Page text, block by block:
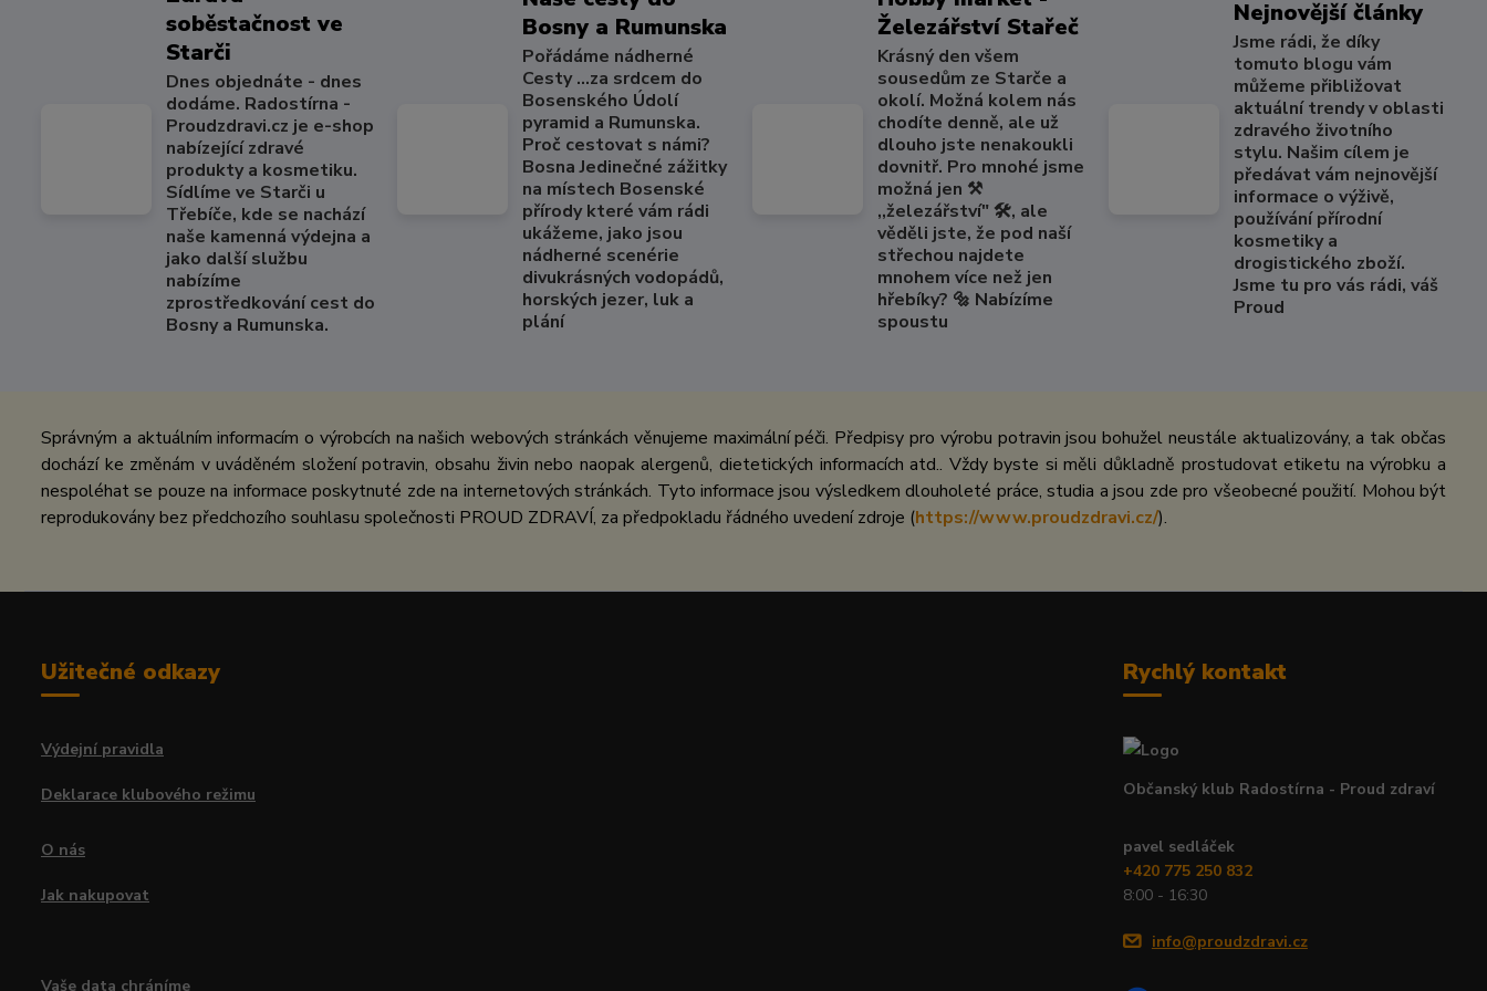
soběstačnost ve
Starči
Dnes objednáte - dnes
dodáme. Radostírna -
Proudzdravi.cz je e-shop
nabízející zdravé
produkty a kosmetiku.
Sídlíme ve Starči u
Třebíče, kde se nachází
naše kamenná výdejna a
jako další službu
nabízíme
zprostředkování cest do
Bosny a Rumunska.
Bosny a Rumunska
Pořádáme nádherné
Cesty ...za srdcem do
Bosenského Údolí
pyramid a Rumunska.
Proč cestovat s námi?
Bosna Jedinečné zážitky
na místech Bosenské
přírody které vám rádi
ukážeme, jako jsou
nádherné scenérie
divukrásných vodopádů,
horských jezer, luk a
plání
Železářství Stařeč
Krásný den všem
sousedům ze Starče a
okolí. Možná kolem nás
chodíte denně, ale už
dlouho jste nenakoukli
dovnitř. Pro mnohé jsme
možná jen ⚒️
,,železářství" 🛠️, ale
věděli jste, že pod naší
střechou najdete
mnohem více než jen
hřebíky? 🔩 Nabízíme
spoustu
Nejnovější články
Jsme rádi, že díky
tomuto blogu vám
můžeme přibližovat
aktuální trendy v oblasti
zdravého životního
stylu. Našim cílem je
předávat vám nejnovější
informace o výživě,
používání přírodní
kosmetiky a
drogistického zboží.
Jsme tu pro vás rádi, váš
Proud
Správným a aktuálním informacím o výrobcích na našich webových stránkách věnujeme maximální péči. Předpisy pro výrobu potravin jsou bohužel neustále aktualizovány, a tak občas
dochází ke změnám v uváděném složení potravin, obsahu živin nebo naopak alergenů, dietetických informacích atd.. Vždy byste si měli důkladně prostudovat etiketu na výrobku a
nespoléhat se pouze na informace poskytnuté zde na internetových stránkách. Tyto informace jsou výsledkem dlouholeté práce, studia a jsou zde pro všeobecné použití. Mohou být
reprodukovány bez předchozího souhlasu společnosti PROUD ZDRAVÍ, za předpokladu řádného uvedení zdroje (https://www.proudzdravi.cz/).
Užitečné odkazy
Výdejní pravidla
Deklarace klubového režimu
O nás
Jak nakupovat
Vaše data chráníme
Rychlý kontakt
Občanský klub Radostírna - Proud zdraví
pavel sedláček
+420 775 250 832
8:00 - 16:30
info@proudzdravi.cz